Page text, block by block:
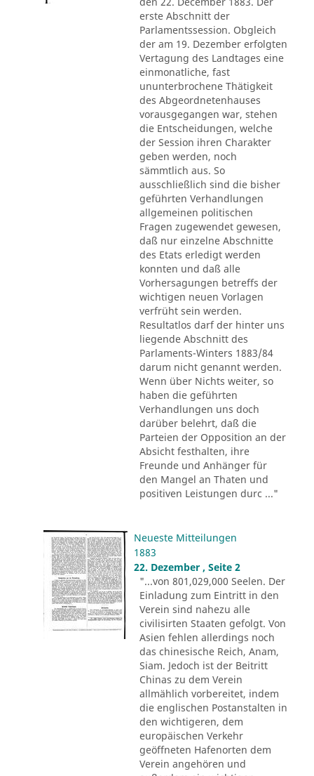
erste Abschnitt der
Parlamentssession. Obgleich
der am 19. Dezember erfolgten
Vertagung des Landtages eine
einmonatliche, fast
ununterbrochene Thätigkeit
des Abgeordnetenhauses
vorausgegangen war, stehen
die Entscheidungen, welche
der Session ihren Charakter
geben werden, noch
sämmtlich aus. So
ausschließlich sind die bisher
geführten Verhandlungen
allgemeinen politischen
Fragen zugewendet gewesen,
daß nur einzelne Abschnitte
des Etats erledigt werden
konnten und daß alle
Vorhersagungen betreffs der
wichtigen neuen Vorlagen
verfrüht sein werden.
Resultatlos darf der hinter uns
liegende Abschnitt des
Parlaments-Winters 1883/84
darum nicht genannt werden.
Wenn über Nichts weiter, so
haben die geführten
Verhandlungen uns doch
darüber belehrt, daß die
Parteien der Opposition an der
Absicht festhalten, ihre
Freunde und Anhänger für
den Mangel an Thaten und
positiven Leistungen durc ..."
Neueste Mitteilungen
1883
22. Dezember , Seite 2
"...von 801,029,000 Seelen. Der
Einladung zum Eintritt in den
Verein sind nahezu alle
civilisirten Staaten gefolgt. Von
Asien fehlen allerdings noch
das chinesische Reich, Anam,
Siam. Jedoch ist der Beitritt
Chinas zu dem Verein
allmählich vorbereitet, indem
die englischen Postanstalten in
den wichtigeren, dem
europäischen Verkehr
geöffneten Hafenorten dem
Verein angehören und